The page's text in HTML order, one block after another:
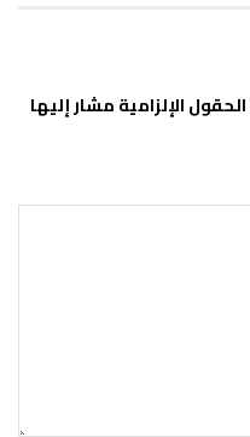
الحقول الإلزامية مشار إليها